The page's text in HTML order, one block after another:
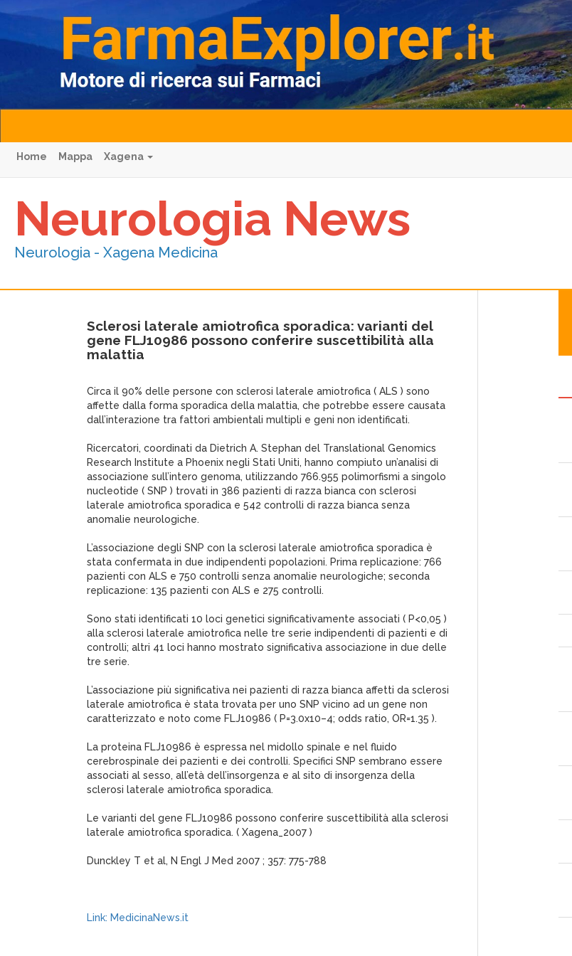
Home Mappa Xagena
Neurologia News
Neurologia - Xagena Medicina
Sclerosi laterale amiotrofica sporadica: varianti del
gene FLJ10986 possono conferire suscettibilità alla
malattia
Circa il 90% delle persone con sclerosi laterale amiotrofica ( ALS ) sono
affette dalla forma sporadica della malattia, che potrebbe essere causata
dall’interazione tra fattori ambientali multipli e geni non identificati.
Ricercatori, coordinati da Dietrich A. Stephan del Translational Genomics
Research Institute a Phoenix negli Stati Uniti, hanno compiuto un’analisi di
associazione sull’intero genoma, utilizzando 766.955 polimorfismi a singolo
nucleotide ( SNP ) trovati in 386 pazienti di razza bianca con sclerosi
laterale amiotrofica sporadica e 542 controlli di razza bianca senza
anomalie neurologiche.
L’associazione degli SNP con la sclerosi laterale amiotrofica sporadica è
stata confermata in due indipendenti popolazioni. Prima replicazione: 766
pazienti con ALS e 750 controlli senza anomalie neurologiche; seconda
replicazione: 135 pazienti con ALS e 275 controlli.
Sono stati identificati 10 loci genetici significativamente associati ( P<0,05 )
alla sclerosi laterale amiotrofica nelle tre serie indipendenti di pazienti e di
controlli; altri 41 loci hanno mostrato significativa associazione in due delle
tre serie.
L’associazione più significativa nei pazienti di razza bianca affetti da sclerosi
laterale amiotrofica è stata trovata per uno SNP vicino ad un gene non
caratterizzato e noto come FLJ10986 ( P=3.0x10–4; odds ratio, OR=1.35 ).
La proteina FLJ10986 è espressa nel midollo spinale e nel fluido
cerebrospinale dei pazienti e dei controlli. Specifici SNP sembrano essere
associati al sesso, all’età dell’insorgenza e al sito di insorgenza della
sclerosi laterale amiotrofica sporadica.
Le varianti del gene FLJ10986 possono conferire suscettibilità alla sclerosi
laterale amiotrofica sporadica. ( Xagena_2007 )
Dunckley T et al, N Engl J Med 2007 ; 357: 775-788
Link: MedicinaNews.it